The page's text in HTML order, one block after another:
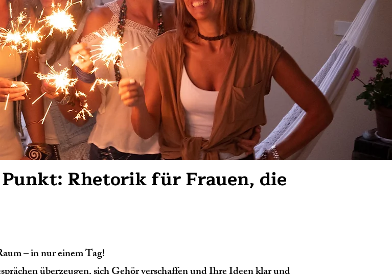
Rhetorik für Frauen, die
– in nur einem Tag!